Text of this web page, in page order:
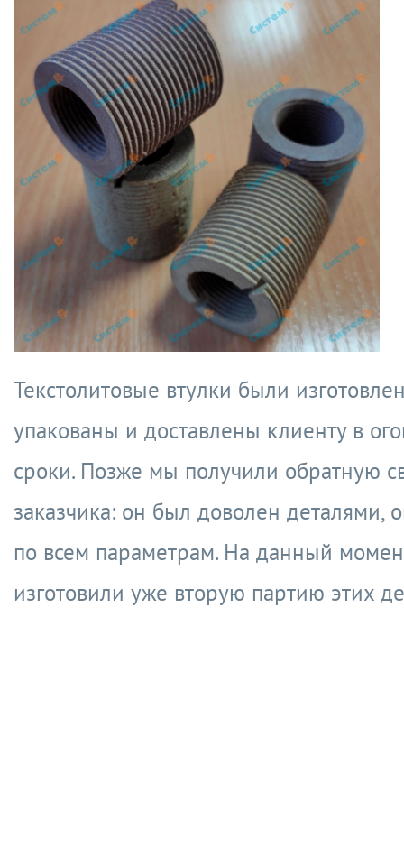
Текстолитовые втулки были
упакованы и доставлены клиенту в
сроки. Позже мы получили обратную
заказчика: он был доволен деталями,
по всем параметрам. На данный
изготовили уже вторую партию этих